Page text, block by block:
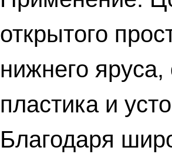
открытого
нижнего
пластика и
Благодаря